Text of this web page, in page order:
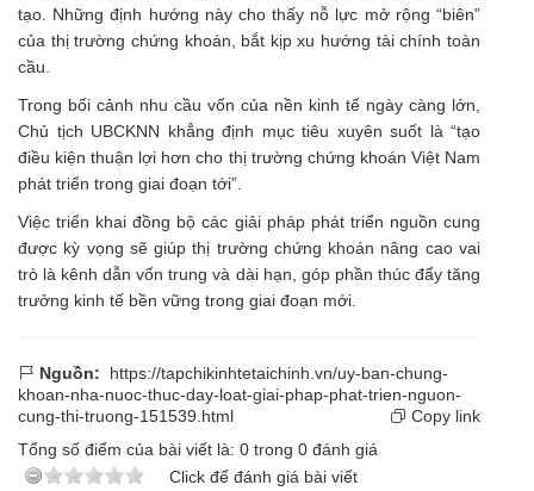
tạo. Những định hướng này cho thấy nỗ lực mở rộng “biên”
của thị trường chứng khoán, bắt kịp xu hướng tài chính toàn
cầu.
Trong bối cảnh nhu cầu vốn của nền kinh tế ngày càng lớn,
Chủ tịch UBCKNN khẳng định mục tiêu xuyên suốt là “tạo
điều kiện thuận lợi hơn cho thị trường chứng khoán Việt Nam
phát triển trong giai đoạn tới”.
Việc triển khai đồng bộ các giải pháp phát triển nguồn cung
được kỳ vọng sẽ giúp thị trường chứng khoán nâng cao vai
trò là kênh dẫn vốn trung và dài hạn, góp phần thúc đẩy tăng
trưởng kinh tế bền vững trong giai đoạn mới.
Nguồn:
https://tapchikinhtetaichinh.vn/uy-ban-chung-
khoan-nha-nuoc-thuc-day-loat-giai-phap-phat-trien-nguon-
cung-thi-truong-151539.html
Copy link
Tổng số điểm của bài viết là: 0 trong 0 đánh giá
Click để đánh giá bài viết